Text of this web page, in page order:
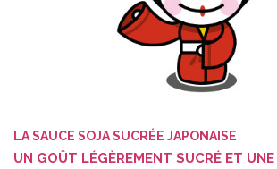
LA SAUCE SOJA SUCRÉE JAPONAISE
UN GOÛT LÉGÈREMENT SUCRÉ ET UNE